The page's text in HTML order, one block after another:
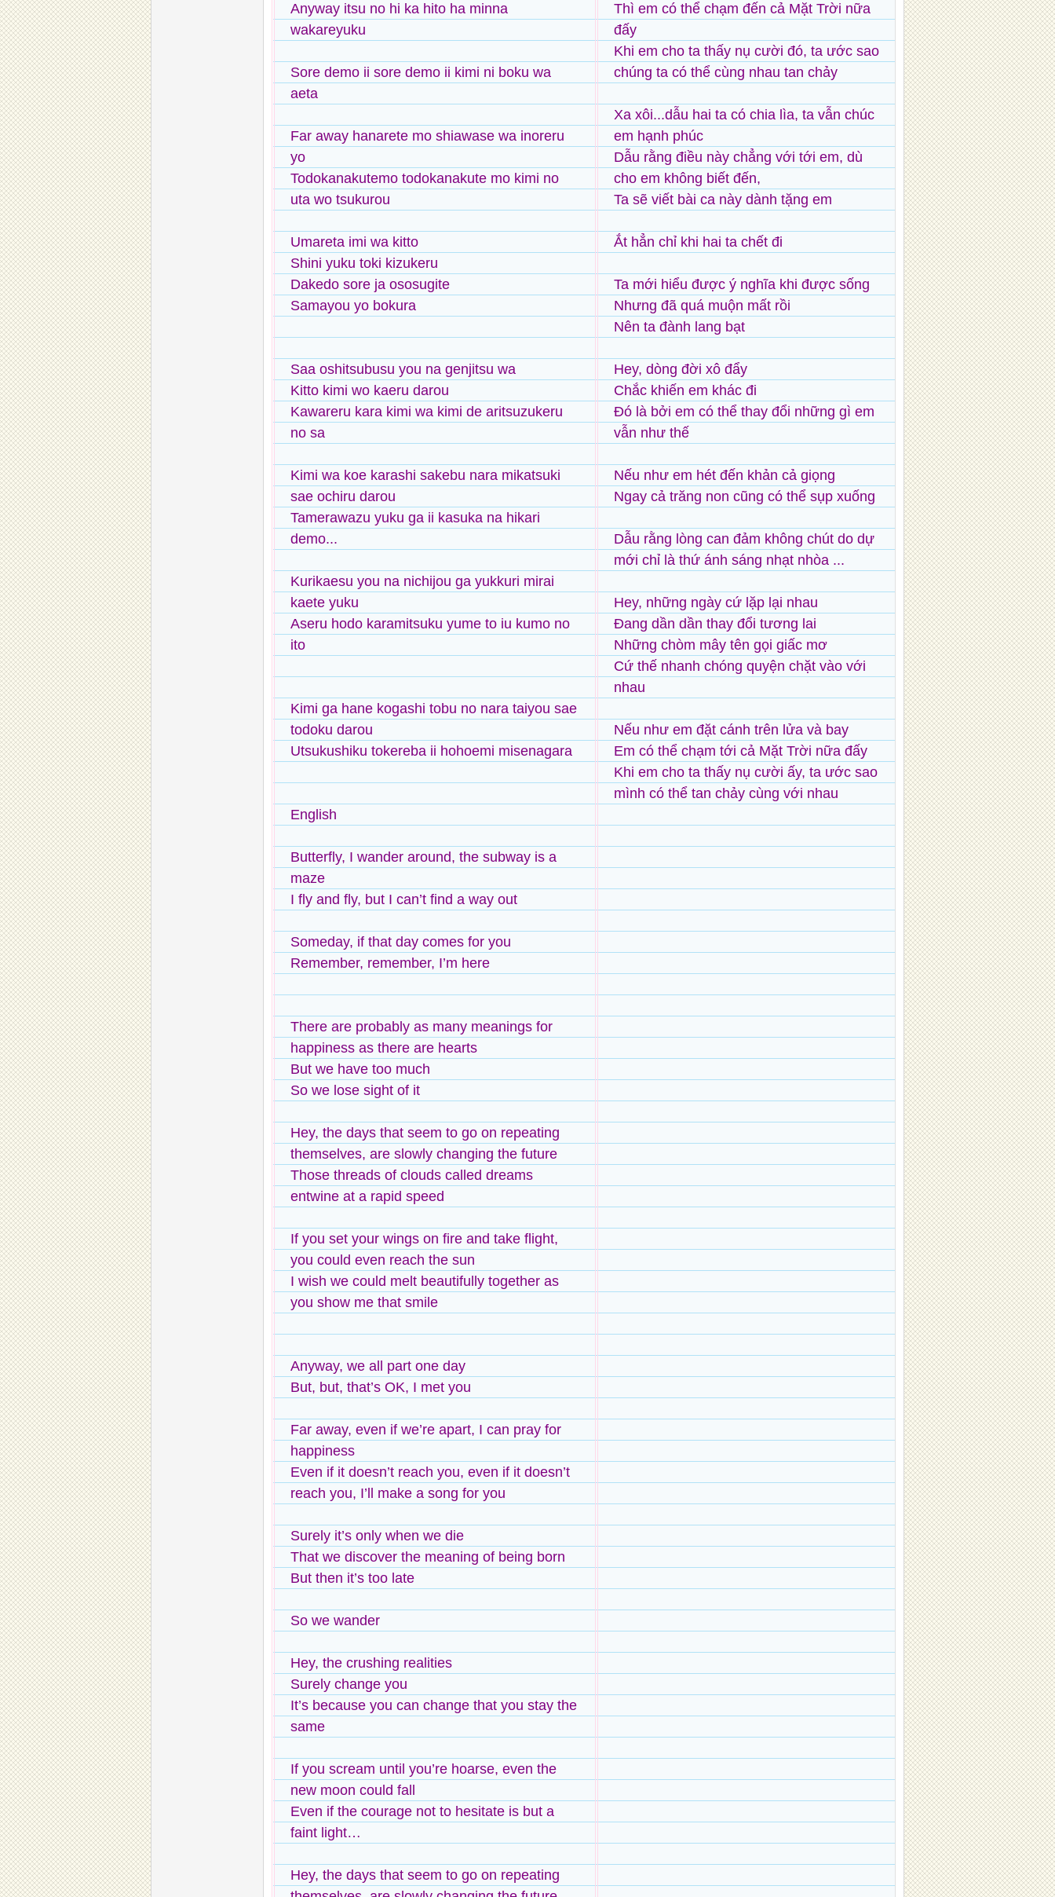
Anyway itsu no hi ka hito ha minna
wakareyuku
Sore demo ii sore demo ii kimi ni boku wa
aeta
Far away hanarete mo shiawase wa inoreru
yo
Todokanakutemo todokanakute mo kimi no
uta wo tsukurou
Umareta imi wa kitto
Shini yuku toki kizukeru
Dakedo sore ja ososugite
Samayou yo bokura
Saa oshitsubusu you na genjitsu wa
Kitto kimi wo kaeru darou
Kawareru kara kimi wa kimi de aritsuzukeru
no sa
Kimi wa koe karashi sakebu nara mikatsuki
sae ochiru darou
Tamerawazu yuku ga ii kasuka na hikari
demo...
Kurikaesu you na nichijou ga yukkuri mirai
kaete yuku
Aseru hodo karamitsuku yume to iu kumo no
ito
Kimi ga hane kogashi tobu no nara taiyou sae
todoku darou
Utsukushiku tokereba ii hohoemi misenagara
English
Butterfly, I wander around, the subway is a
maze
I fly and fly, but I can’t find a way out
Someday, if that day comes for you
Remember, remember, I’m here
There are probably as many meanings for
happiness as there are hearts
But we have too much
So we lose sight of it
Hey, the days that seem to go on repeating
themselves, are slowly changing the future
Those threads of clouds called dreams
entwine at a rapid speed
If you set your wings on fire and take flight,
you could even reach the sun
I wish we could melt beautifully together as
you show me that smile
Anyway, we all part one day
But, but, that’s OK, I met you
Far away, even if we’re apart, I can pray for
happiness
Even if it doesn’t reach you, even if it doesn’t
reach you, I’ll make a song for you
Surely it’s only when we die
That we discover the meaning of being born
But then it’s too late
So we wander
Hey, the crushing realities
Surely change you
It’s because you can change that you stay the
same
If you scream until you’re hoarse, even the
new moon could fall
Even if the courage not to hesitate is but a
faint light…
Hey, the days that seem to go on repeating
Thì em có thể chạm đến cả Mặt Trời nữa
đấy
Khi em cho ta thấy nụ cười đó, ta ước sao
chúng ta có thể cùng nhau tan chảy
Xa xôi...dẫu hai ta có chia lìa, ta vẫn chúc
em hạnh phúc
Dẫu rằng điều này chẳng với tới em, dù
cho em không biết đến,
Ta sẽ viết bài ca này dành tặng em
Ắt hẳn chỉ khi hai ta chết đi
Ta mới hiểu được ý nghĩa khi được sống
Nhưng đã quá muộn mất rồi
Nên ta đành lang bạt
Hey, dòng đời xô đẩy
Chắc khiến em khác đi
Đó là bởi em có thể thay đổi những gì em
vẫn như thế
Nếu như em hét đến khản cả giọng
Ngay cả trăng non cũng có thể sụp xuống
Dẫu rằng lòng can đảm không chút do dự
mới chỉ là thứ ánh sáng nhạt nhòa ...
Hey, những ngày cứ lặp lại nhau
Đang dần dần thay đổi tương lai
Những chòm mây tên gọi giấc mơ
Cứ thế nhanh chóng quyện chặt vào với
nhau
Nếu như em đặt cánh trên lửa và bay
Em có thể chạm tới cả Mặt Trời nữa đấy
Khi em cho ta thấy nụ cười ấy, ta ước sao
mình có thể tan chảy cùng với nhau